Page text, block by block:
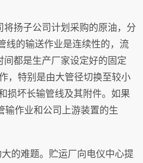
扬子公司计划采购的原油，分
线的输送作业是连续性的，流
都是生产厂家设定好的固定
，特别是由大管径切换至较小
损坏长输管线及其附件。如果
输作业和公司上游装置的生
的难题。贮运厂向电仪中心提